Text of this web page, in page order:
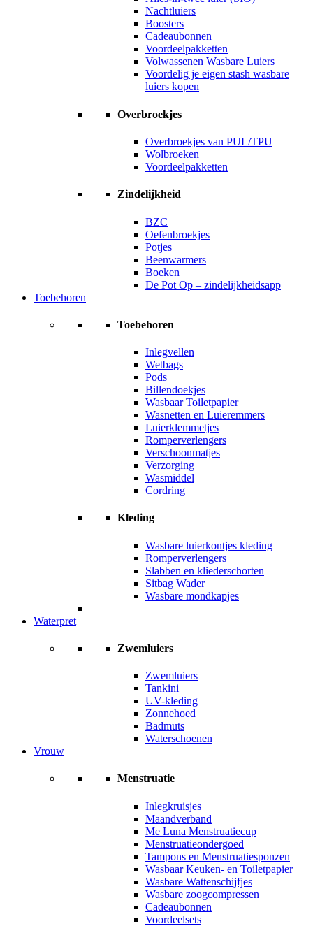
Nachtluiers
Boosters
Cadeaubonnen
Voordeelpakketten
Volwassenen Wasbare Luiers
Voordelig je eigen stash wasbare
luiers kopen
Overbroekjes
Overbroekjes van PUL/TPU
Wolbroeken
Voordeelpakketten
Zindelijkheid
BZC
Oefenbroekjes
Potjes
Beenwarmers
Boeken
De Pot Op – zindelijkheidsapp
Toebehoren
Toebehoren
Inlegvellen
Wetbags
Pods
Billendoekjes
Wasbaar Toiletpapier
Wasnetten en Luieremmers
Luierklemmetjes
Romperverlengers
Verschoonmatjes
Verzorging
Wasmiddel
Cordring
Kleding
Wasbare luierkontjes kleding
Romperverlengers
Slabben en kliederschorten
Sitbag Wader
Wasbare mondkapjes
Waterpret
Zwemluiers
Zwemluiers
Tankini
UV-kleding
Zonnehoed
Badmuts
Waterschoenen
Vrouw
Menstruatie
Inlegkruisjes
Maandverband
Me Luna Menstruatiecup
Menstruatieondergoed
Tampons en Menstruatiesponzen
Wasbaar Keuken- en Toiletpapier
Wasbare Wattenschijfjes
Wasbare zoogcompressen
Cadeaubonnen
Voordeelsets